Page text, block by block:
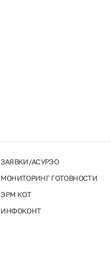
ЗАЯВКИ/АСУРЭО
МОНИТОРИНГ ГОТОВНОСТИ
ЭРМ КОТ
ИНФОКОНТ